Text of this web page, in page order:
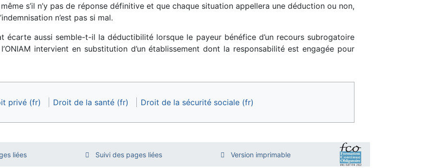
s’il n’y pas de réponse définitive et que chaque situation appellera une déduction ou non,
n’est pas si mal.
écarte aussi semble-t-il la déductibilité lorsque le payeur bénéfice d’un recours subrogatoire
intervient en substitution d’un établissement dont la responsabilité est engagée pour
privé (fr) Droit de la santé (fr)
Droit de la sécurité sociale (fr)
liées Suivi des pages liées Version imprimable